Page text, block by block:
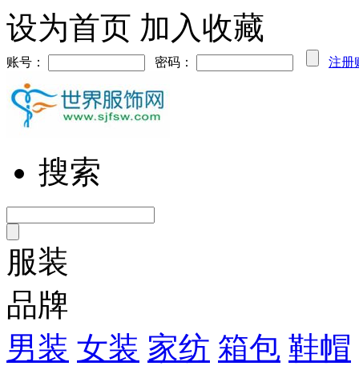
设为首页 加入收藏
账号： 密码： 注册
搜索
服装
品牌
男装 女装 家纺 箱包 鞋帽